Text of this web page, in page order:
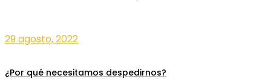
29 agosto, 2022
¿Por qué necesitamos despedirnos?